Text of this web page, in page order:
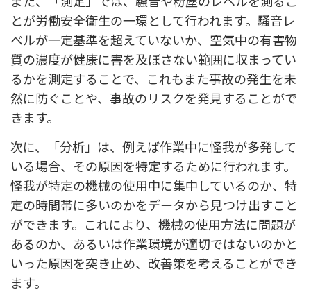
とが労働安全衛生の一環として行われます。騒音レ
ベルが一定基準を超えていないか、空気中の有害物
質の濃度が健康に害を及ぼさない範囲に収まってい
るかを測定することで、これもまた事故の発生を未
然に防ぐことや、事故のリスクを発見することがで
きます。
次に、「分析」は、例えば作業中に怪我が多発して
いる場合、その原因を特定するために行われます。
怪我が特定の機械の使用中に集中しているのか、特
定の時間帯に多いのかをデータから見つけ出すこと
ができます。これにより、機械の使用方法に問題が
あるのか、あるいは作業環境が適切ではないのかと
いった原因を突き止め、改善策を考えることができ
ます。